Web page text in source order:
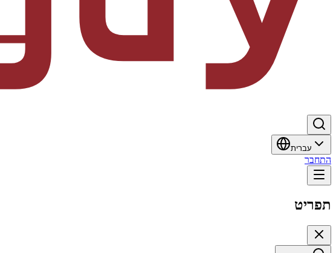
עברית
התחבר
תפריט